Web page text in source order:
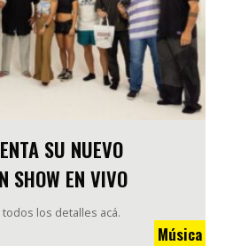
SU NUEVO
SHOW EN VIVO
los detalles acá.
Música